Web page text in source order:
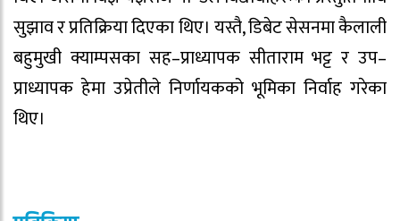
सुझाव र प्रतिक्रिया दिएका थिए। यस्तै, डिबेट सेसनमा कैलाली
बहुमुखी क्याम्पसका सह–प्राध्यापक सीताराम भट्ट र उप–
प्राध्यापक हेमा उप्रेतीले निर्णायकको भूमिका निर्वाह गरेका
थिए।